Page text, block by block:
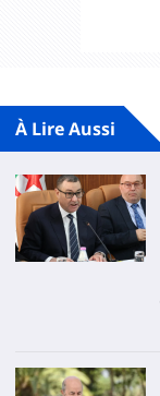
À Lire Aussi